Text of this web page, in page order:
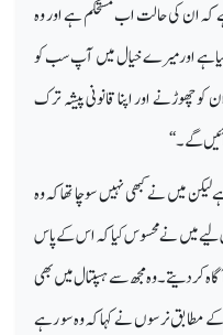
ان کی حالت اب مستحکم ہے اور وہ
اورمیرے خیال میں آپ سب کو
چھوڑنے اور اپنا قانونی پیشہ ترک
گے۔‘‘
لیکن میں نے کبھی نہیں سوچا تھا کہ وہ
لیے میں نے محسوس کیا کہ اس کے پاس
کر دیتے۔ وہ مجھ سے ہسپتال میں بھی
مطابق نرسوں نے کہا کہ وہ سو رہے